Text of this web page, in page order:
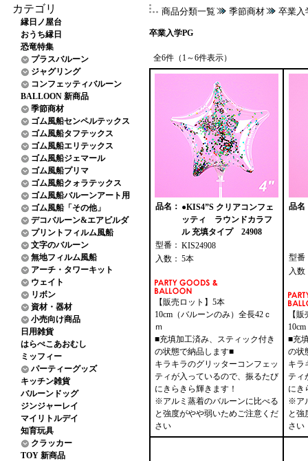
カテゴリ
縁日ノ屋台
おうち縁日
恐竜特集
プラスバルーン
ジャグリング
コンフェッティバルーン
BALLOON 新商品
季節商材
ゴム風船センペルテックス
ゴム風船タフテックス
ゴム風船エリテックス
ゴム風船ジェマール
ゴム風船プリマ
ゴム風船クォラテックス
ゴム風船バルーンアート用
ゴム風船「その他」
デコバルーン&エアビルダ
プリントフィルム風船
文字のバルーン
無地フィルム風船
アーチ・タワーキット
ウェイト
リボン
資材・器材
小売向け商品
日用雑貨
はらぺこあおむし
ミッフィー
パーティーグッズ
キッチン雑貨
バルーンドッグ
ジンジャーレイ
マイリトルデイ
知育玩具
クラッカー
TOY 新商品
商品分類一覧 季節商材 卒業入
卒業入学PG
全6件（1～6件表示）
品名： ●KIS4”S クリアコンフェ
ッティ ラウンドカラフ
ル 充填タイプ 24908
型番： KIS24908
入数： 5本
【販売ロット】5本
10cm（バルーンのみ）全長42ｃ
ｍ
■充填加工済み、スティック付き
の状態で納品します■
キラキラのグリッターコンフェッ
ティが入っているので、振るたび
にきらきら輝きます！
※アルミ蒸着のバルーンに比べる
と強度がやや弱いためご注意くだ
さい
品名
型番
入数
【
■充
の状
キラ
ティ
にき
※ア
と強
さい